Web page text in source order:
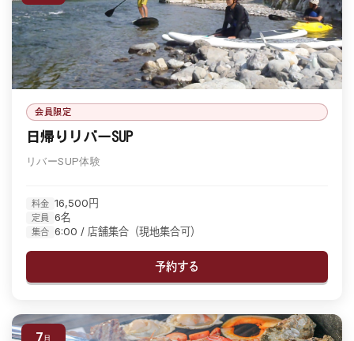
会員限定
日帰りリバーSUP
リバーSUP体験
料金 16,500円
定員 6名
集合 6:00 / 店舗集合（現地集合可）
予約する
7